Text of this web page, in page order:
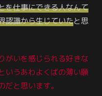
を仕事にできる人なんて
認識から生じていたと思
がいを感じられる好きな
いうあわよくばの薄い願
と思います。